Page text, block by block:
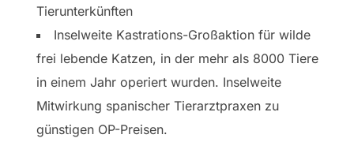
Tierunterkünften
Inselweite Kastrations-Großaktion für wilde
frei lebende Katzen, in der mehr als 8000 Tiere
in einem Jahr operiert wurden. Inselweite
Mitwirkung spanischer Tierarztpraxen zu
günstigen OP-Preisen.